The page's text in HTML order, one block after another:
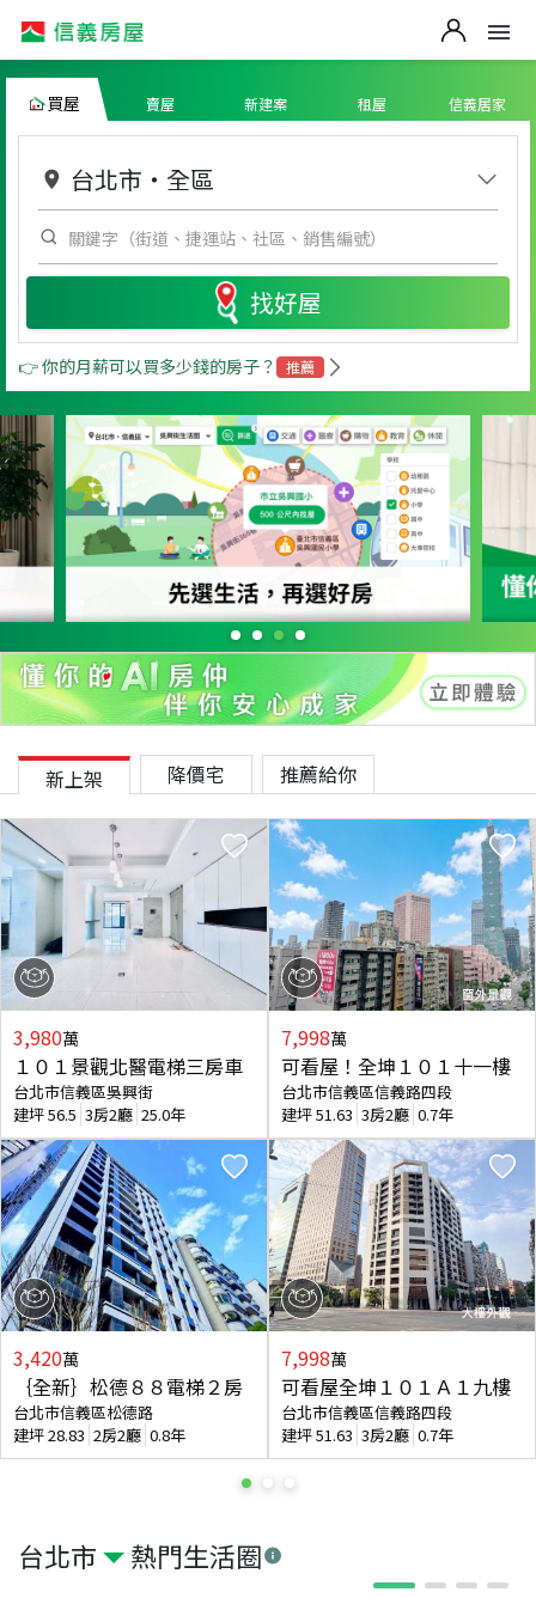
買屋 賣屋 新建案 租屋 信義居家
台北市 ・ 全區
找好屋
👉 你的月薪可以買多少錢的房子？ 推薦
台北市 熱門生活圈
新上架 降價宅 推薦給你
3,980萬
１０１景觀北醫電梯三房車
台北市信義區吳興街
建坪56.5 3房2廳 25.0年
3,420萬
｛全新｝松德８８電梯２房
台北市信義區松德路
建坪28.83 2房2廳 0.8年
7,998萬
可看屋！全坤１０１十一樓
台北市信義區信義路四段
建坪51.63 3房2廳 0.7年
7,998萬
可看屋全坤１０１Ａ１九樓
台北市信義區信義路四段
建坪51.63 3房2廳 0.7年